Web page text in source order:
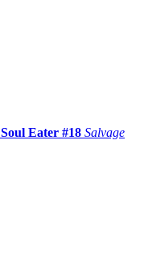
Soul Eater #18 Salvage